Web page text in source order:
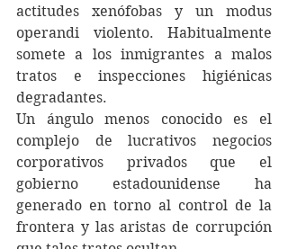
actitudes xenófobas y un modus
operandi violento. Habitualmente
somete a los inmigrantes a malos
tratos e inspecciones higiénicas
degradantes.
Un ángulo menos conocido es el
complejo de lucrativos negocios
corporativos privados que el
gobierno estadounidense ha
generado en torno al control de la
frontera y las aristas de corrupción